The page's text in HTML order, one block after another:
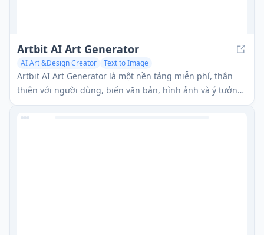
Artbit AI Art Generator
AI Art &Design Creator
Text to Image
AI Photo & Image Generator
Artbit AI Art Generator là một nền tảng miễn phí, thân
thiện với người dùng, biến văn bản, hình ảnh và ý tưởng
thành các tác phẩm nghệ thuật và video tuyệt đẹp do AI
tạo ra bằng cách sử dụng các thuật toán tiên tiến.